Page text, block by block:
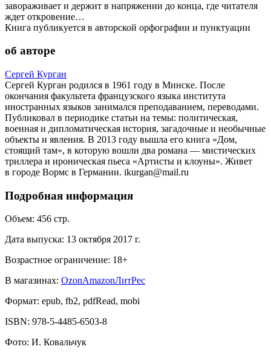
завораживает и держит в напряжении до конца, где читателя
ждет откровение…
Книга публикуется в авторской орфографии и пунктуации
об авторе
Сергей Курган
Сергей Курган родился в 1961 году в Минске. После
окончания факультета французского языка института
иностранных языков занимался преподаванием, переводами.
Публиковал в периодике статьи на темы: политическая,
военная и дипломатическая история, загадочные и необычные
объекты и явления. В 2013 году вышла его книга «Дом,
стоящий там», в которую вошли два романа — мистических
триллера и ироническая пьеса «Артисты и клоуны». Живет
в городе Вормс в Германии. ikurgan@mail.ru
Подробная информация
Объем: 456 стр.
Дата выпуска: 13 октября 2017 г.
Возрастное ограничение: 18+
В магазинах: OzonAmazonЛитРес
Формат: epub, fb2, pdfRead, mobi
ISBN: 978-5-4485-6503-8
Фото: И. Ковальчук